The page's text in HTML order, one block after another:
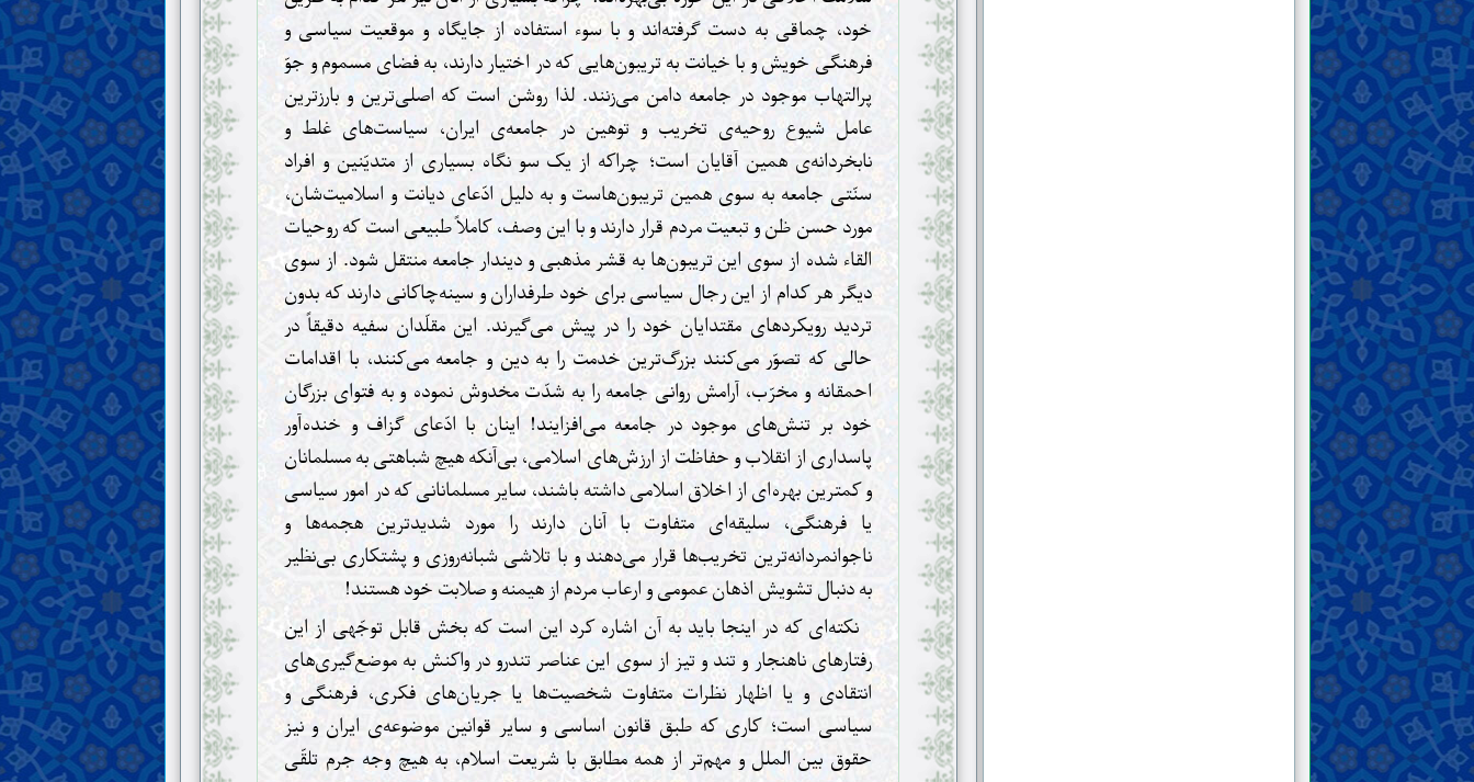
خود، چماقی به دست گرفته‌اند و با سوء استفاده از جایگاه و موقعیت سیاسی و
فرهنگی خویش و با خیانت به تریبون‌هایی که در اختیار دارند، به فضای مسموم و جوّ
پرالتهاب موجود در جامعه دامن می‌زنند. لذا روشن است که اصلی‌ترین و بارزترین
عامل شیوع روحیه‌ی تخریب و توهین در جامعه‌ی ایران، سیاست‌های غلط و
نابخردانه‌ی همین آقایان است؛ چراکه از یک سو نگاه بسیاری از متدیّنین و افراد
سنّتی جامعه به سوی همین تریبون‌هاست و به دلیل ادّعای دیانت و اسلامیت‌شان،
مورد حسن ظن و تبعیت مردم قرار دارند و با این وصف، کاملاً طبیعی است که روحیات
القاء شده از سوی این تریبون‌ها به قشر مذهبی و دیندار جامعه منتقل شود. از سوی
دیگر هر کدام از این رجال سیاسی برای خود طرفداران و سینه‌چاکانی دارند که بدون
تردید رویکردهای مقتدایان خود را در پیش می‌گیرند. این مقلّدان سفیه دقیقاً در
حالی که تصوّر می‌کنند بزرگ‌ترین خدمت را به دین و جامعه می‌کنند، با اقدامات
احمقانه و مخرّب، آرامش روانی جامعه را به شدّت مخدوش نموده و به فتوای بزرگان
خود بر تنش‌های موجود در جامعه می‌افزایند! اینان با ادّعای گزاف و خنده‌آور
پاسداری از انقلاب و حفاظت از ارزش‌های اسلامی، بی‌آنکه هیچ شباهتی به مسلمانان
و کمترین بهره‌ای از اخلاق اسلامی داشته باشند، سایر مسلمانانی که در امور سیاسی
یا فرهنگی، سلیقه‌ای متفاوت با آنان دارند را مورد شدیدترین هجمه‌ها و
ناجوانمردانه‌ترین تخریب‌ها قرار می‌‌دهند و با تلاشی شبانه‌روزی و پشتکاری بی‌نظیر
به دنبال تشویش اذهان عمومی و ارعاب مردم از هیمنه و صلابت خود هستند!
نکته‌ای که در اینجا باید به آن اشاره کرد این است که بخش قابل توجّهی از این
رفتارهای ناهنجار و تند و تیز از سوی این عناصر تندرو در واکنش به موضع‌گیری‌های
انتقادی و یا اظهار نظرات متفاوت شخصیت‌ها یا جریان‌های فکری، فرهنگی و
سیاسی است؛ کاری که طبق قانون اساسی و سایر قوانین موضوعه‌ی ایران و نیز
حقوق بین الملل و مهم‌تر از همه مطابق با شریعت اسلام، به هیچ وجه جرم تلقّی